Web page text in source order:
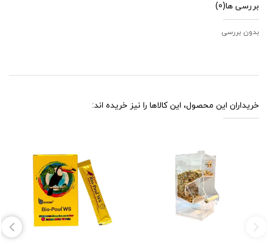
بررسی ها(0)
بدون بررسی
خریداران این محصول، این کالاها را نیز خریده اند: